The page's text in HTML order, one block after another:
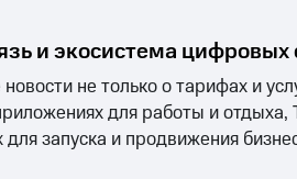
и экосистема цифровых
не только о тарифах и
для работы и
для запуска и продвижения